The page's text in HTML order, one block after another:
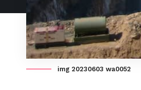
img 20230603 wa0052